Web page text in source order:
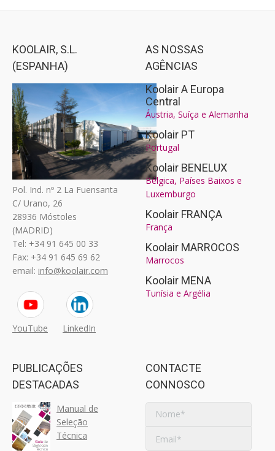
KOOLAIR, S.L.
(ESPANHA)
Pol. Ind. nº 2 La Fuensanta
C/ Urano, 26
28936 Móstoles
(MADRID)
Tel: +34 91 645 00 33
Fax: +34 91 645 69 62
email: info@koolair.com
YouTube LinkedIn
AS NOSSAS
AGÊNCIAS
Koolair A Europa
Central
Áustria, Suíça e Alemanha
Koolair PT
Portugal
Koolair BENELUX
Bélgica, Países Baixos e
Luxemburgo
Koolair FRANÇA
França
Koolair MARROCOS
Marrocos
Koolair MENA
Tunísia e Argélia
PUBLICAÇÕES
DESTACADAS
Manual de
Seleção
Técnica
CONTACTE
CONNOSCO